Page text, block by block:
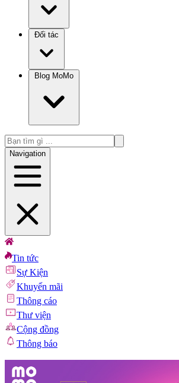
Đối tác
Blog MoMo
Navigation
Tin tức
Sự Kiện
Khuyến mãi
Thông cáo
Thư viện
Cộng đồng
Thông báo